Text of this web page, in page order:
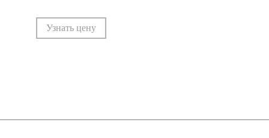
Узнать цену